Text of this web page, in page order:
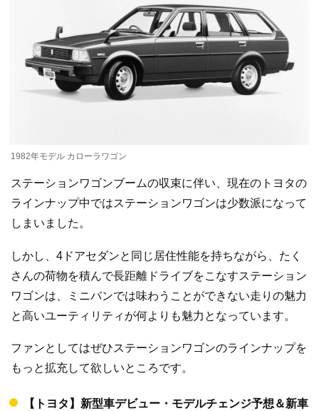
1982年モデル カローラワゴン
ステーションワゴンブームの収束に伴い、現在のトヨタの
ラインナップ中ではステーションワゴンは少数派になって
しまいました。
しかし、4ドアセダンと同じ居住性能を持ちながら、たく
さんの荷物を積んで長距離ドライブをこなすステーション
ワゴンは、ミニバンでは味わうことができない走りの魅力
と高いユーティリティが何よりも魅力となっています。
ファンとしてはぜひステーションワゴンのラインナップを
もっと拡充して欲しいところです。
【トヨタ】新型車デビュー・モデルチェンジ予想＆新車